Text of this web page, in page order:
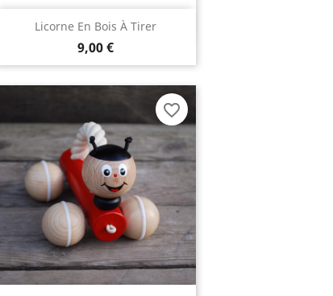
Licorne En Bois À Tirer
9,00 €
Aperçu rapide
favorite_border